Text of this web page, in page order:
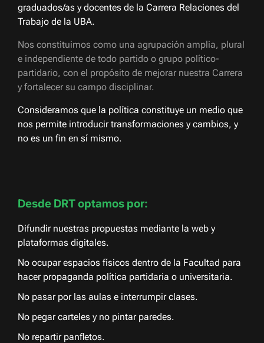
graduados/as y docentes de la Carrera Relaciones del
Trabajo de la UBA.
Nos constituimos como una agrupación amplia, plural
e independiente de todo partido o grupo político-
partidario, con el propósito de mejorar nuestra Carrera
y fortalecer su campo disciplinar.
Consideramos que la política constituye un medio que
nos permite introducir transformaciones y cambios, y
no es un fin en sí mismo.
Desde DRT optamos por:
Difundir nuestras propuestas mediante la web y
plataformas digitales.
No ocupar espacios físicos dentro de la Facultad para
hacer propaganda política partidaria o universitaria.
No pasar por las aulas e interrumpir clases.
No pegar carteles y no pintar paredes.
No repartir panfletos.